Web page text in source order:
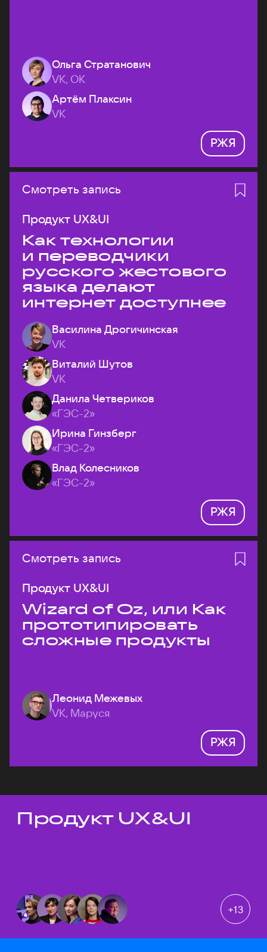
Ольга Стратанович
VK, ОК
Артём Плаксин
VK
РЖЯ
Смотреть запись
Продукт UX&UI
Как технологии
и переводчики
русского жестового
языка делают
интернет доступнее
Василина Дрогичинская
VK
Виталий Шутов
VK
Данила Четвериков
«ГЭС-2»
Ирина Гинзберг
«ГЭС-2»
Влад Колесников
«ГЭС-2»
РЖЯ
Смотреть запись
Продукт UX&UI
Wizard of Oz, или Как
прототипировать
сложные продукты
Леонид Межевых
VK, Маруся
РЖЯ
Темы докладов
Продукт UX&UI
+13